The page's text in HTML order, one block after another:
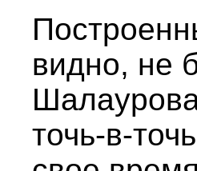
видно, не
точь-в-